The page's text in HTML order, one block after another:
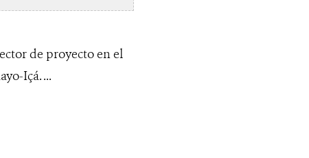
de proyecto en el
Içá. ...